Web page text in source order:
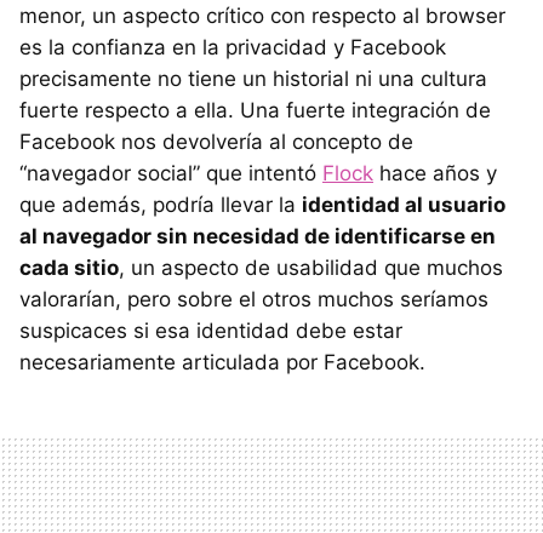
menor, un aspecto crítico con respecto al browser
es la confianza en la privacidad y Facebook
precisamente no tiene un historial ni una cultura
fuerte respecto a ella. Una fuerte integración de
Facebook nos devolvería al concepto de
“navegador social” que intentó Flock hace años y
que además, podría llevar la identidad al usuario
al navegador sin necesidad de identificarse en
cada sitio, un aspecto de usabilidad que muchos
valorarían, pero sobre el otros muchos seríamos
suspicaces si esa identidad debe estar
necesariamente articulada por Facebook.